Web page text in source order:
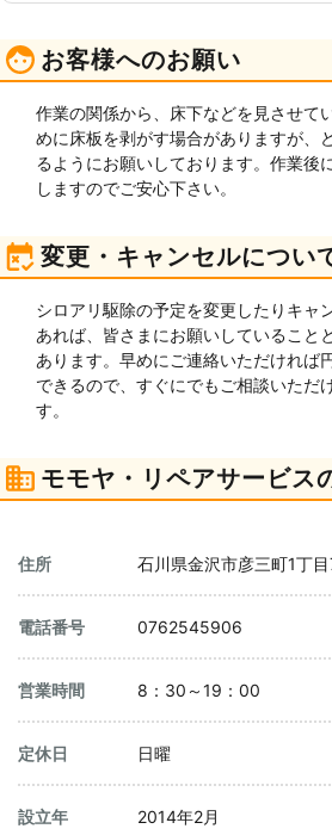
お客様へのお願い
作業の関係から、床下などを見させて
めに床板を剥がす場合がありますが、
るようにお願いしております。作業後
しますのでご安心下さい。
変更・キャンセルについ
シロアリ駆除の予定を変更したりキャ
あれば、皆さまにお願いしていること
あります。早めにご連絡いただければ
できるので、すぐにでもご相談いただ
す。
モモヤ・リペアサービス
住所 石川県金沢市彦三町1丁
電話番号 0762545906
営業時間 8：30～19：00
定休日 日曜
設立年 2014年2月